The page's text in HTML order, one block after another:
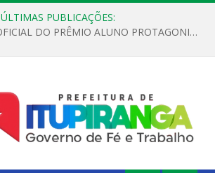
ÚLTIMAS PUBLICAÇÕES:
REGULAMENTO OFICIAL DO PRÊMIO ALUNO PROTAGONISTA – EDIÇÃO 2026